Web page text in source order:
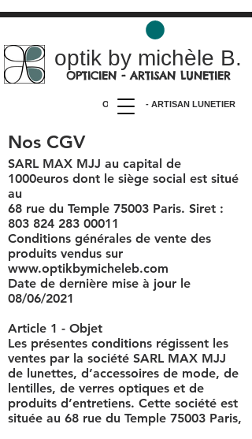
optik by michèle B.
OPTICIEN - ARTISAN LUNETIER
OPTICIEN - ARTISAN LUNETIER
Nos CGV
SARL MAX MJJ au capital de
1000euros dont le siège social est situé
au
68 rue du Temple 75003 Paris. Siret :
803 824 283 00011
Conditions générales de vente des
produits vendus sur
www.optikbymicheleb.com
Date de dernière mise à jour le
08/06/2021
Article 1 - Objet
Les présentes conditions régissent les
ventes par la société SARL MAX MJJ
de lunettes, d’accessoires de mode, de
lentilles, de verres optiques et de
produits d’entretiens. Cette société est
située au 68 rue du Temple 75003 Paris,